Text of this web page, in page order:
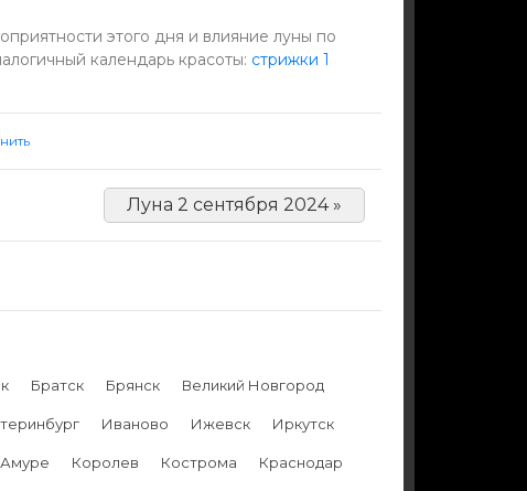
этого дня и влияние луны по
календарь красоты: стрижки 1
Луна 2 сентября 2024 »
Братск Брянск Великий Новгород
Иваново Ижевск Иркутск
Королев Кострома Краснодар